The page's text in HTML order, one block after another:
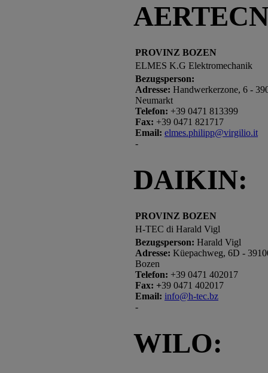
PROVINZ BOZEN
ELMES K.G Elektromechanik
Bezugsperson:
Adresse: Handwerkerzone, 6 -
Neumarkt
Telefon: +39 0471 813399
Fax: +39 0471 821717
Email: elmes.philipp@virgilio.it
-
DAIKIN:
PROVINZ BOZEN
H-TEC di Harald Vigl
Bezugsperson: Harald Vigl
Adresse: Küepachweg, 6D -
Bozen
Telefon: +39 0471 402017
Fax: +39 0471 402017
Email: info@h-tec.bz
-
WILO: